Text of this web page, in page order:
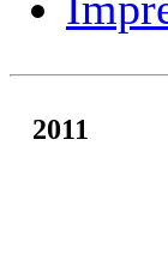
2011